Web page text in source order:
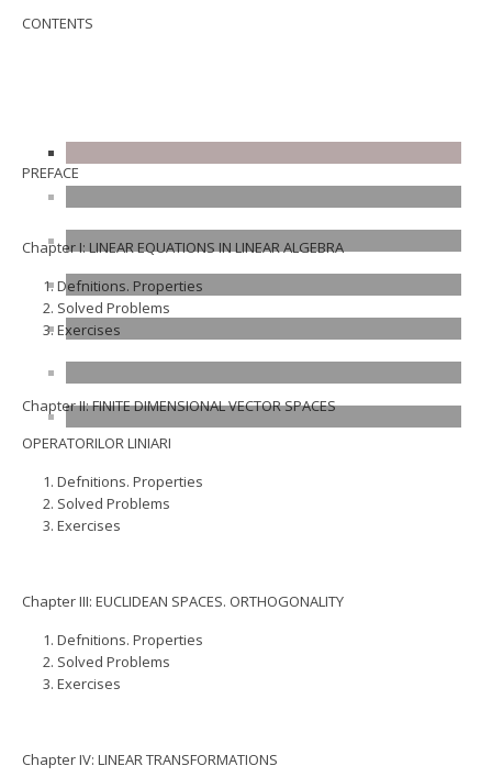
CONTENTS
PREFACE
Chapter I: LINEAR EQUATIONS IN LINEAR ALGEBRA
Defnitions. Properties
Solved Problems
Exercises
Chapter II: FINITE DIMENSIONAL VECTOR SPACES
OPERATORILOR LINIARI
Defnitions. Properties
Solved Problems
Exercises
Chapter III: EUCLIDEAN SPACES. ORTHOGONALITY
Defnitions. Properties
Solved Problems
Exercises
Chapter IV: LINEAR TRANSFORMATIONS